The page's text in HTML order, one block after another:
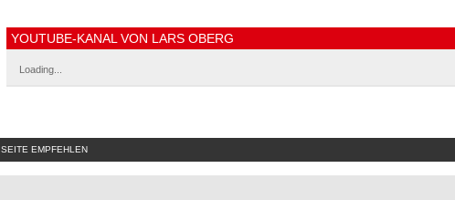
YOUTUBE-KANAL VON LARS OBERG
Loading...
SEITE EMPFEHLEN